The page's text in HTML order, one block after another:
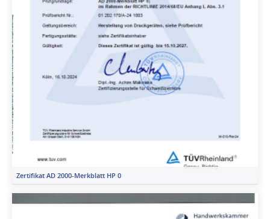
Zertifikat AD 2000-Merkblatt HP 0